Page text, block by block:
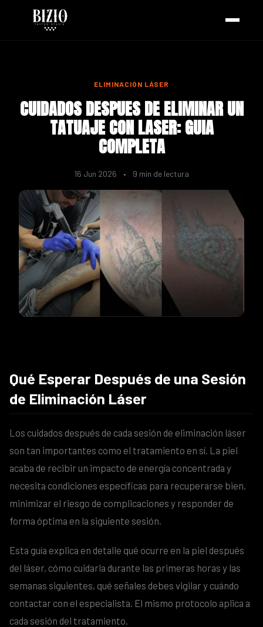
ELIMINACIÓN LÁSER
CUIDADOS DESPUES DE ELIMINAR UN
TATUAJE CON LASER: GUIA
COMPLETA
16 Jun 2026 • 9 min de lectura
Qué Esperar Después de una Sesión
de Eliminación Láser
Los cuidados después de cada sesión de eliminación láser
son tan importantes como el tratamiento en sí. La piel
acaba de recibir un impacto de energía concentrada y
necesita condiciones específicas para recuperarse bien,
minimizar el riesgo de complicaciones y responder de
forma óptima en la siguiente sesión.
Esta guía explica en detalle qué ocurre en la piel después
del láser, cómo cuidarla durante las primeras horas y las
semanas siguientes, qué señales debes vigilar y cuándo
contactar con el especialista. El mismo protocolo aplica a
cada sesión del tratamiento.